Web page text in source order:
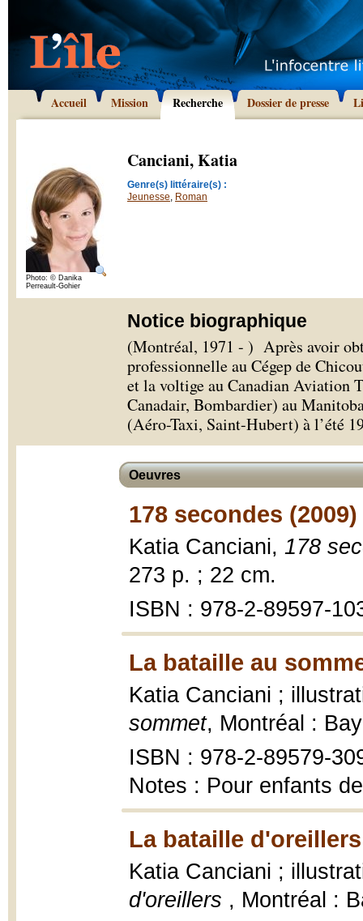
Accueil Mission Recherche Dossier de presse
Photo: © Danika
Perreault-Gohier
Canciani, Katia
Genre(s) littéraire(s) :
Jeunesse, Roman
Notice biographique
(Montréal, 1971 - ) Après avoir
professionnelle au Cégep de
et la voltige au Canadian Aviation
Canadair, Bombardier) au
(Aéro-Taxi, Saint-Hubert) à l’été
Oeuvres
178 secondes (2009)
Katia Canciani, 178
273 p. ; 22 cm.
ISBN : 978-2-89597-
La bataille au
Katia Canciani ;
sommet, Montréal :
ISBN : 978-2-89579-
Notes : Pour enfants
La bataille
Katia Canciani ;
d'oreillers , Montréal :